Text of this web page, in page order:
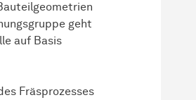
geht
auf Basis
Fräsprozesses